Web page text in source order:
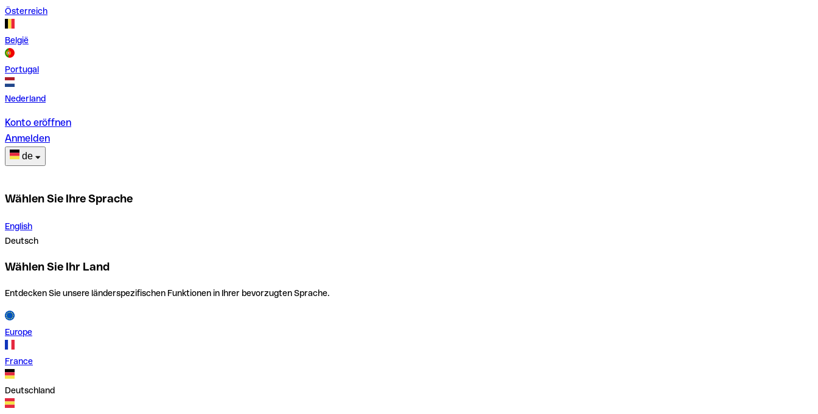
Österreich
België
Portugal
Nederland
Konto eröffnen
Anmelden
de
Wählen Sie Ihre Sprache
English
Deutsch
Wählen Sie Ihr Land
Entdecken Sie unsere länderspezifischen Funktionen in Ihrer bevorzugten Sprache.
Europe
France
Deutschland